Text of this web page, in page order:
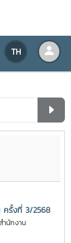
TH
าน
ครั้งที่ 3/2568
ำนักงาน